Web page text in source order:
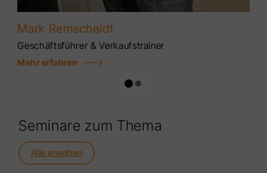
Mark Remscheidt
Geschäftsführer & Verkaufstrainer
Mehr erfahren
Seminare zum Thema
Alle ansehen